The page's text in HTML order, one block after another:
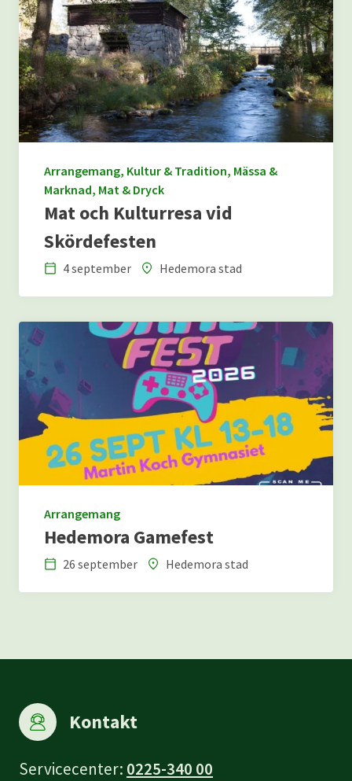
Arrangemang, Kultur & Tradition, Mässa &
Marknad, Mat & Dryck
Mat och Kulturresa vid
Skördefesten
4 september
Hedemora stad
Arrangemang
Hedemora Gamefest
26 september
Hedemora stad
Kontakt
Servicecenter: 0225-340 00